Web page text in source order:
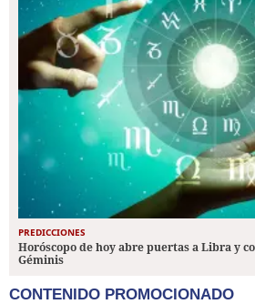
PREDICCIONES
Horóscopo de hoy abre puertas a Libra y
Géminis
CONTENIDO PROMOCIONADO